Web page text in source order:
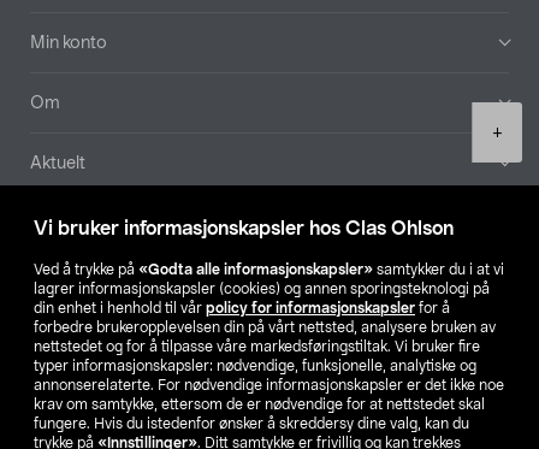
Vi bruker informasjonskapsler hos Clas Ohlson
Ved å trykke på «Godta alle informasjonskapsler» samtykker du i at vi
lagrer informasjonskapsler (cookies) og annen sporingsteknologi på
din enhet i henhold til vår policy for informasjonskapsler for å
forbedre brukeropplevelsen din på vårt nettsted, analysere bruken av
nettstedet og for å tilpasse våre markedsføringstiltak. Vi bruker fire
typer informasjonskapsler: nødvendige, funksjonelle, analytiske og
annonserelaterte. For nødvendige informasjonskapsler er det ikke noe
krav om samtykke, ettersom de er nødvendige for at nettstedet skal
fungere. Hvis du istedenfor ønsker å skreddersy dine valg, kan du
trykke på «Innstillinger». Ditt samtykke er frivillig og kan trekkes
+
Min konto
Om
Aktuelt
Våre selskaper
Finn din butikk
SE NO FI